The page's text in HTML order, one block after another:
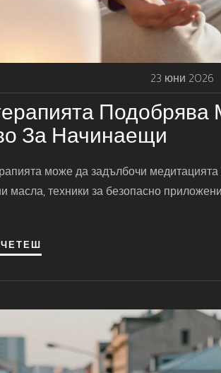
23 юни 2026
За Начинаещи
може да задълбочи
масла, техники за безопасно